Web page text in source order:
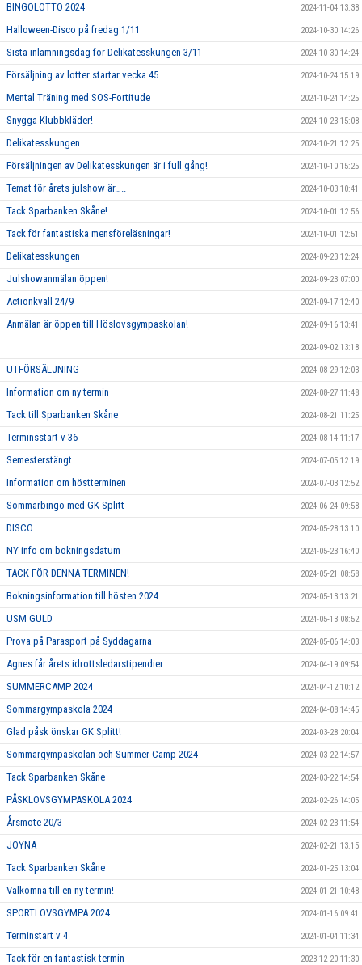
BINGOLOTTO 2024 2024-11-04 13:38
Halloween-Disco på fredag 1/11 2024-10-30 14:26
Sista inlämningsdag för Delikatesskungen 3/11 2024-10-30 14:24
Försäljning av lotter startar vecka 45 2024-10-24 15:19
Mental Träning med SOS-Fortitude 2024-10-24 14:25
Snygga Klubbkläder! 2024-10-23 15:08
Delikatesskungen 2024-10-21 12:25
Försäljningen av Delikatesskungen är i full gång! 2024-10-10 15:25
Temat för årets julshow är….. 2024-10-03 10:41
Tack Sparbanken Skåne! 2024-10-01 12:56
Tack för fantastiska mensföreläsningar! 2024-10-01 12:51
Delikatesskungen 2024-09-23 12:24
Julshowanmälan öppen! 2024-09-23 07:00
Actionkväll 24/9 2024-09-17 12:40
Anmälan är öppen till Höslovsgympaskolan! 2024-09-16 13:41
2024-09-02 13:18
UTFÖRSÄLJNING 2024-08-29 12:03
Information om ny termin 2024-08-27 11:48
Tack till Sparbanken Skåne 2024-08-21 11:25
Terminsstart v 36 2024-08-14 11:17
Semesterstängt 2024-07-05 12:19
Information om höstterminen 2024-07-03 12:52
Sommarbingo med GK Splitt 2024-06-24 09:58
DISCO 2024-05-28 13:10
NY info om bokningsdatum 2024-05-23 16:40
TACK FÖR DENNA TERMINEN! 2024-05-21 08:58
Bokningsinformation till hösten 2024 2024-05-13 13:21
USM GULD 2024-05-13 08:52
Prova på Parasport på Syddagarna 2024-05-06 14:03
Agnes får årets idrottsledarstipendier 2024-04-19 09:54
SUMMERCAMP 2024 2024-04-12 10:12
Sommargympaskola 2024 2024-04-08 14:45
Glad påsk önskar GK Splitt! 2024-03-28 20:04
Sommargympaskolan och Summer Camp 2024 2024-03-22 14:57
Tack Sparbanken Skåne 2024-03-22 14:54
PÅSKLOVSGYMPASKOLA 2024 2024-02-26 14:05
Årsmöte 20/3 2024-02-23 11:54
JOYNA 2024-02-21 13:15
Tack Sparbanken Skåne 2024-01-25 13:04
Välkomna till en ny termin! 2024-01-21 10:48
SPORTLOVSGYMPA 2024 2024-01-16 09:41
Terminstart v 4 2024-01-04 11:34
Tack för en fantastisk termin 2023-12-20 11:30